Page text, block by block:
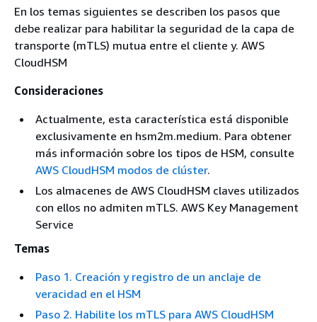
En los temas siguientes se describen los pasos que
debe realizar para habilitar la seguridad de la capa de
transporte (mTLS) mutua entre el cliente y. AWS
CloudHSM
Consideraciones
Actualmente, esta característica está disponible
exclusivamente en hsm2m.medium. Para obtener
más información sobre los tipos de HSM, consulte
AWS CloudHSM modos de clúster.
Los almacenes de AWS CloudHSM claves utilizados
con ellos no admiten mTLS. AWS Key Management
Service
Temas
Paso 1. Creación y registro de un anclaje de
veracidad en el HSM
Paso 2. Habilite los mTLS para AWS CloudHSM